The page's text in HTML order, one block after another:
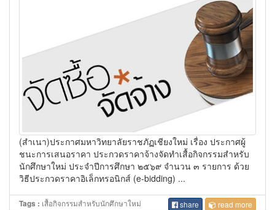
(สำเนา)ประกาศมหาวิทยาลัยราชภัฏเชียงใหม่ เรื่อง ประกาศผู้
ชนะการเสนอราคา ประกวดราคาจ้างจัดทำเสื้อกิจกรรมสำหรับ
นักศึกษาใหม่ ประจำปีการศึกษา ๒๕๖๙ จำนวน ๓ รายการ ด้วย
วิธีประกวดราคาอิเล็กทรอนิกส์ (e-bidding) ...
Tags : เสื้อกิจกรรมสำหรับนักศึกษาใหม่ share read more